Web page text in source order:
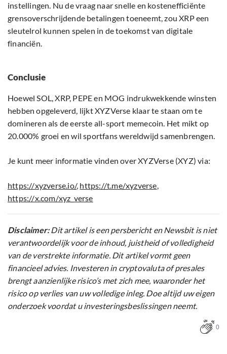
instellingen. Nu de vraag naar snelle en kostenefficiënte
grensoverschrijdende betalingen toeneemt, zou XRP een
sleutelrol kunnen spelen in de toekomst van digitale
financiën.
Conclusie
Hoewel SOL, XRP, PEPE en MOG indrukwekkende winsten
hebben opgeleverd, lijkt XYZVerse klaar te staan om te
domineren als de eerste all-sport memecoin. Het mikt op
20.000% groei en wil sportfans wereldwijd samenbrengen.
Je kunt meer informatie vinden over XYZVerse (XYZ) via:
https://xyzverse.io/, https://t.me/xyzverse,
https://x.com/xyz_verse
Disclaimer:Dit artikel is een persbericht en Newsbit is niet
verantwoordelijk voor de inhoud, juistheid of volledigheid
van de verstrekte informatie. Dit artikel vormt geen
financieel advies. Investeren in cryptovaluta of presales
brengt aanzienlijke risico’s met zich mee, waaronder het
risico op verlies van uw volledige inleg. Doe altijd uw eigen
onderzoek voordat u investeringsbeslissingen neemt.
0